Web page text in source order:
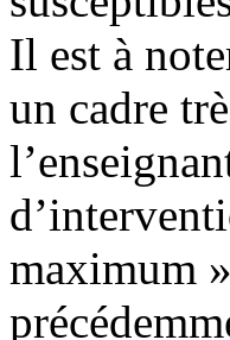
Il est à
un cadre
maximum »